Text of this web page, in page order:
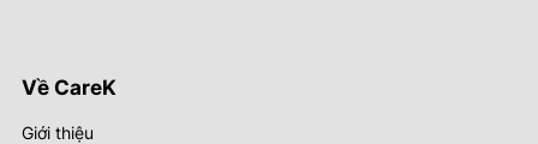
Về CareK
Giới thiệu